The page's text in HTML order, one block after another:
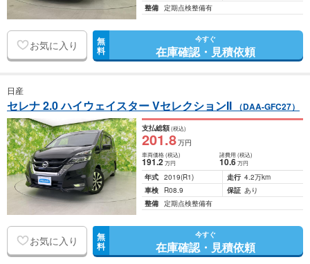
整備 定期点検整備有
お気に入り 無
料
今すぐ
在庫確認・見積依頼
日産
セレナ 2.0 ハイウェイスター VセレクションII （DAA-GFC27）
支払総額(税込)
201.8万円
車両価格(税込)
191.2万円
諸費用 (税込)
10.6 万円
年式 2019(R1) 走行 4.2万km
車検
R08.9 保証 あり
整備 定期点検整備有
お気に入り 無
料
今すぐ
在庫確認・見積依頼